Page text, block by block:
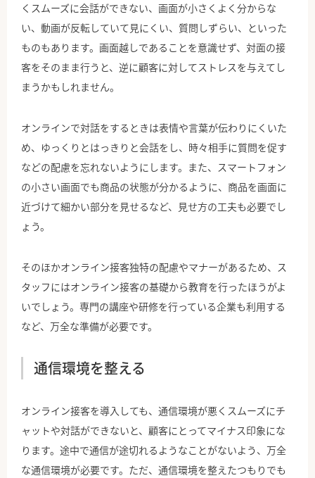
くスムーズに会話ができない、画面が小さくよく分からな
い、動画が反転していて見にくい、質問しずらい、といった
ものもあります。画面越しであることを意識せず、対面の接
客をそのまま行うと、逆に顧客に対してストレスを与えてし
まうかもしれません。
オンラインで対話をするときは表情や言葉が伝わりにくいた
め、ゆっくりとはっきりと会話をし、時々相手に質問を促す
などの配慮を忘れないようにします。また、スマートフォン
の小さい画面でも商品の状態が分かるように、商品を画面に
近づけて細かい部分を見せるなど、見せ方の工夫も必要でし
ょう。
そのほかオンライン接客独特の配慮やマナーがあるため、ス
タッフにはオンライン接客の基礎から教育を行ったほうがよ
いでしょう。専門の講座や研修を行っている企業も利用する
など、万全な準備が必要です。
通信環境を整える
オンライン接客を導入しても、通信環境が悪くスムーズにチ
ャットや対話ができないと、顧客にとってマイナス印象にな
ります。途中で通信が途切れるようなことがないよう、万全
な通信環境が必要です。ただ、通信環境を整えたつもりでも